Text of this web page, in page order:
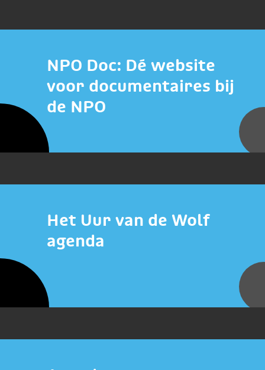
NPO Doc: Dé website
voor documentaires bij
de NPO
Het Uur van de Wolf
agenda